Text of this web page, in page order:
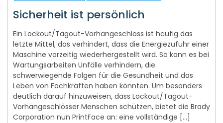
Sicherheit ist persönlich
Ein Lockout/Tagout-Vorhängeschloss ist häufig das
letzte Mittel, das verhindert, dass die Energiezufuhr einer
Maschine vorzeitig wiederhergestellt wird. So kann es bei
Wartungsarbeiten Unfälle verhindern, die
schwerwiegende Folgen für die Gesundheit und das
Leben von Fachkräften haben könnten. Um besonders
deutlich darauf hinzuweisen, dass Lockout/Tagout-
Vorhängeschlösser Menschen schützen, bietet die Brady
Corporation nun PrintFace an: eine vollständige […]